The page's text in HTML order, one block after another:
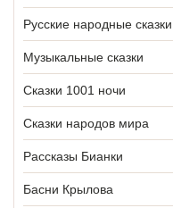
Русские народные сказки
Музыкальные сказки
Сказки 1001 ночи
Сказки народов мира
Рассказы Бианки
Басни Крылова